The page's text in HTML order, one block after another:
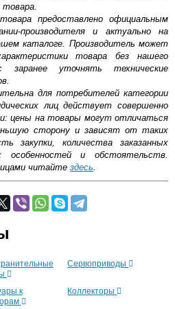
предоставлено официальным
производителя и актуально на
каталоге. Производитель может
товара без нашего
заранее уточнять технические
для потребителей категории
лиц действует совершенно
цены на товары могут отличаться
сторону и зависят от таких
закупки, количества заказанных
и обстоятельств.
читайте здесь.
Москве и Московской области
сайте в режиме реального
Сервоприводы
к
Коллекторы